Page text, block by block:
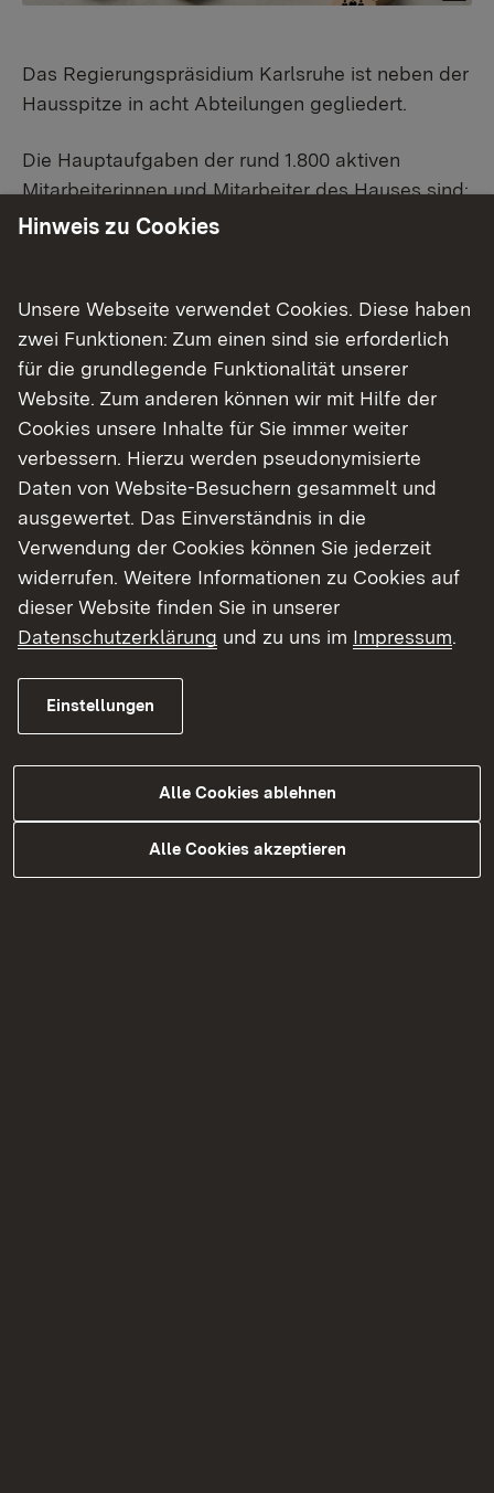
Das Regierungspräsidium Karlsruhe ist neben der
Hausspitze in acht Abteilungen gegliedert.
Die Hauptaufgaben der rund 1.800 aktiven
Mitarbeiterinnen und Mitarbeiter des Hauses sind:
Steuerung, Verwaltung und Bevölkerungsschutz,
Raum, Veterinär- und Lebensmittelwesen,
Mobilität, Verkehr, Straßen, Umwelt, Schule und
Bildung, Asylrecht, Ausländer,
Rückkehrmanagement, Spätaussiedler, Zentrale
Bußgeldstelle, Lotterie- und Glücksspielrecht,
Flüchtlingsangelegenheiten - landesweite
Steuerung, Aufnahme, Unterbringung, Verteilung.
Organigramm des Regierungspräsidiums
Karlsruhe
Themenübersicht
Themenübersicht
Datenschutz
Hinweis zu Cookies
Unsere Webseite verwendet Cookies. Diese haben
zwei Funktionen: Zum einen sind sie erforderlich
für die grundlegende Funktionalität unserer
Website. Zum anderen können wir mit Hilfe der
Cookies unsere Inhalte für Sie immer weiter
verbessern. Hierzu werden pseudonymisierte
Daten von Website-Besuchern gesammelt und
ausgewertet. Das Einverständnis in die
Verwendung der Cookies können Sie jederzeit
widerrufen. Weitere Informationen zu Cookies auf
dieser Website finden Sie in unserer
Datenschutzerklärung und zu uns im Impressum.
Einstellungen
Alle Cookies ablehnen
Alle Cookies akzeptieren